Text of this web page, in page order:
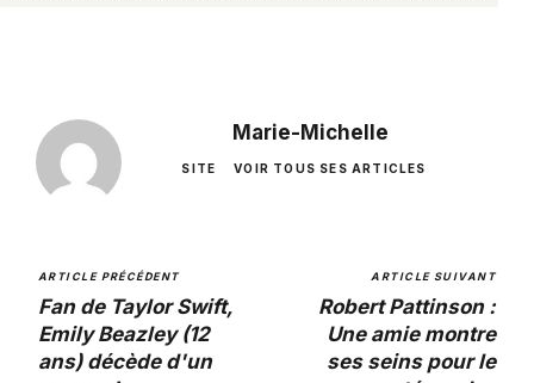
Marie-Michelle
SITE VOIR TOUS SES ARTICLES
ARTICLE PRÉCÉDENT
Fan de Taylor Swift,
Emily Beazley (12
ans) décède d'un
ARTICLE SUIVANT
Robert Pattinson :
Une amie montre
ses seins pour le